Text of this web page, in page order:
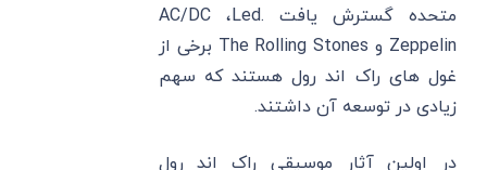
متحده گسترش یافت .AC/DC ،Led
Zeppelin و The Rolling Stones برخی از
غول ‌های راک اند رول هستند که سهم
زیادی در توسعه آن داشتند.
در اولین آثار موسیقی راک اند رول